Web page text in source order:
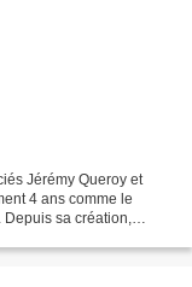
Jérémy Queroy et
4 ans comme le
Depuis sa création,